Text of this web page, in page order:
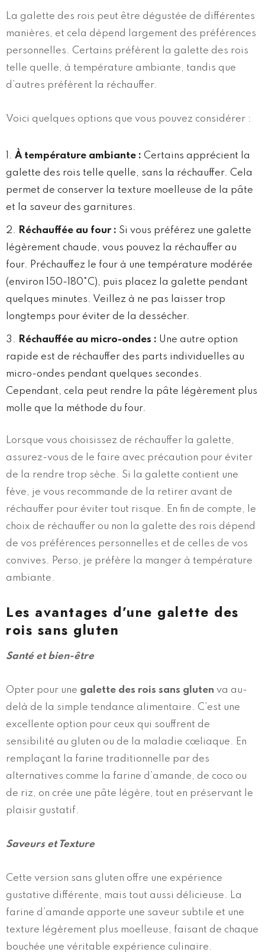
La galette des rois peut être dégustée de différentes
manières, et cela dépend largement des préférences
personnelles. Certains préfèrent la galette des rois
telle quelle, à température ambiante, tandis que
d’autres préfèrent la réchauffer.
Voici quelques options que vous pouvez considérer :
À température ambiante : Certains apprécient la
galette des rois telle quelle, sans la réchauffer. Cela
permet de conserver la texture moelleuse de la pâte
et la saveur des garnitures.
Réchauffée au four : Si vous préférez une galette
légèrement chaude, vous pouvez la réchauffer au
four. Préchauffez le four à une température modérée
(environ 150-180°C), puis placez la galette pendant
quelques minutes. Veillez à ne pas laisser trop
longtemps pour éviter de la dessécher.
Réchauffée au micro-ondes : Une autre option
rapide est de réchauffer des parts individuelles au
micro-ondes pendant quelques secondes.
Cependant, cela peut rendre la pâte légèrement plus
molle que la méthode du four.
Lorsque vous choisissez de réchauffer la galette,
assurez-vous de le faire avec précaution pour éviter
de la rendre trop sèche. Si la galette contient une
fève, je vous recommande de la retirer avant de
réchauffer pour éviter tout risque. En fin de compte, le
choix de réchauffer ou non la galette des rois dépend
de vos préférences personnelles et de celles de vos
convives. Perso, je préfère la manger à température
ambiante.
Les avantages d’une galette des
rois sans gluten
Santé et bien-être
Opter pour une galette des rois sans gluten va au-
delà de la simple tendance alimentaire. C’est une
excellente option pour ceux qui souffrent de
sensibilité au gluten ou de la maladie cœliaque. En
remplaçant la farine traditionnelle par des
alternatives comme la farine d’amande, de coco ou
de riz, on crée une pâte légère, tout en préservant le
plaisir gustatif.
Saveurs et Texture
Cette version sans gluten offre une expérience
gustative différente, mais tout aussi délicieuse. La
farine d’amande apporte une saveur subtile et une
texture légèrement plus moelleuse, faisant de chaque
bouchée une véritable expérience culinaire.